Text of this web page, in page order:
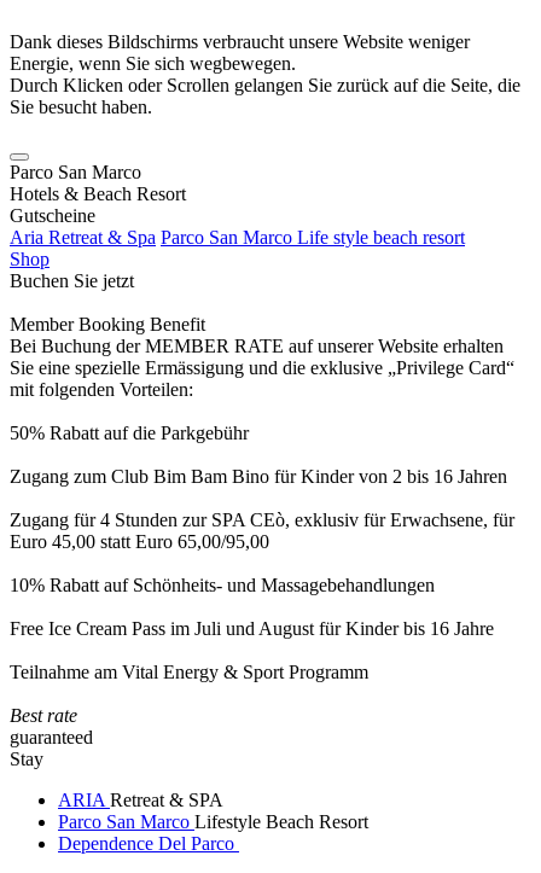
Dank dieses Bildschirms verbraucht unsere Website weniger
Energie, wenn Sie sich wegbewegen.
Durch Klicken oder Scrollen gelangen Sie zurück auf die Seite, die
Sie besucht haben.
Parco San Marco
Hotels & Beach Resort
Gutscheine
Aria Retreat & Spa Parco San Marco Life style beach resort
Shop
Buchen Sie jetzt
Member Booking Benefit
Bei Buchung der MEMBER RATE auf unserer Website erhalten
Sie eine spezielle Ermässigung und die exklusive „Privilege Card“
mit folgenden Vorteilen:
50% Rabatt auf die Parkgebühr
Zugang zum Club Bim Bam Bino für Kinder von 2 bis 16 Jahren
Zugang für 4 Stunden zur SPA CEò, exklusiv für Erwachsene, für
Euro 45,00 statt Euro 65,00/95,00
10% Rabatt auf Schönheits- und Massagebehandlungen
Free Ice Cream Pass im Juli und August für Kinder bis 16 Jahre
Teilnahme am Vital Energy & Sport Programm
Best rate
guaranteed
Stay
ARIA Retreat & SPA
Parco San Marco Lifestyle Beach Resort
Dependence Del Parco